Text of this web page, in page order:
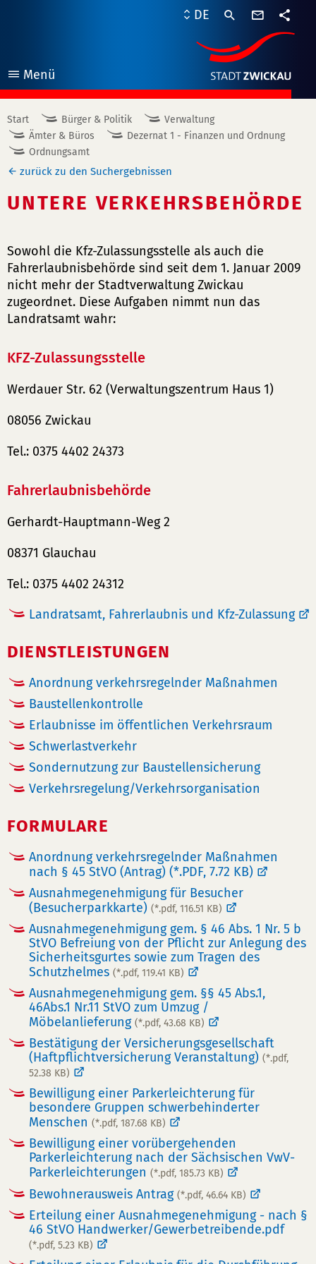
Menü
öffnen
DE
Start Bürger & Politik
Verwaltung
Ämter & Büros
Dezernat 1 - Finanzen und Ordnung
Ordnungsamt
zurück zu den Suchergebnissen
UNTERE VERKEHRSBEHÖRDE
Sowohl die Kfz-Zulassungsstelle als auch die
Fahrerlaubnisbehörde sind seit dem 1. Januar 2009
nicht mehr der Stadtverwaltung Zwickau
zugeordnet. Diese Aufgaben nimmt nun das
Landratsamt wahr:
KFZ-Zulassungsstelle
Werdauer Str. 62 (Verwaltungszentrum Haus 1)
08056 Zwickau
Tel.: 0375 4402 24373
Fahrerlaubnisbehörde
Gerhardt-Hauptmann-Weg 2
08371 Glauchau
Tel.: 0375 4402 24312
Landratsamt, Fahrerlaubnis und Kfz-Zulassung
DIENSTLEISTUNGEN
Anordnung verkehrsregelnder Maßnahmen
Baustellenkontrolle
Erlaubnisse im öffentlichen Verkehrsraum
Schwerlastverkehr
Sondernutzung zur Baustellensicherung
Verkehrsregelung/Verkehrsorganisation
FORMULARE
Anordnung verkehrsregelnder Maßnahmen
nach § 45 StVO (Antrag) (*.PDF, 7.72 KB)
Ausnahmegenehmigung für Besucher
(Besucherparkkarte) (*.pdf, 116.51 KB)
Ausnahmegenehmigung gem. § 46 Abs. 1 Nr. 5 b
StVO Befreiung von der Pflicht zur Anlegung des
Sicherheitsgurtes sowie zum Tragen des
Schutzhelmes (*.pdf, 119.41 KB)
Ausnahmegenehmigung gem. §§ 45 Abs.1,
46Abs.1 Nr.11 StVO zum Umzug /
Möbelanlieferung (*.pdf, 43.68 KB)
Bestätigung der Versicherungsgesellschaft
(Haftpflichtversicherung Veranstaltung) (*.pdf,
52.38 KB)
Bewilligung einer Parkerleichterung für
besondere Gruppen schwerbehinderter
Menschen (*.pdf, 187.68 KB)
Bewilligung einer vorübergehenden
Parkerleichterung nach der Sächsischen VwV-
Parkerleichterungen (*.pdf, 185.73 KB)
Bewohnerausweis Antrag (*.pdf, 46.64 KB)
Erteilung einer Ausnahmegenehmigung - nach §
46 StVO Handwerker/Gewerbetreibende.pdf
(*.pdf, 5.23 KB)